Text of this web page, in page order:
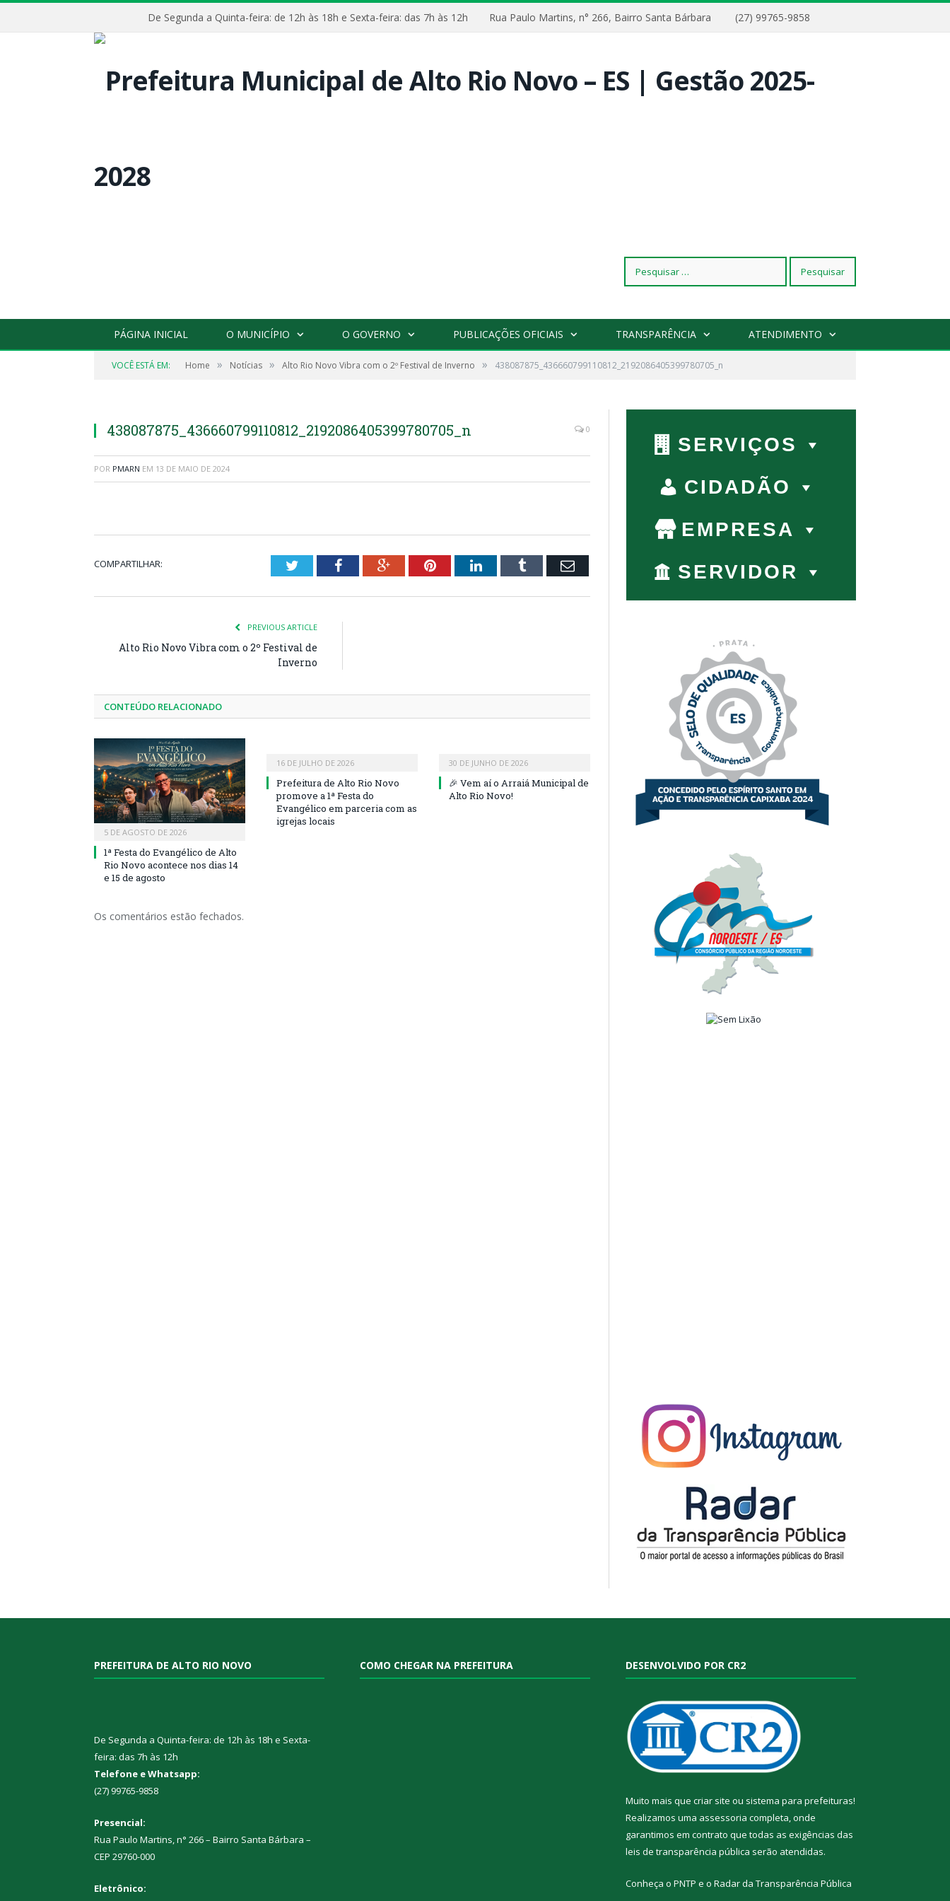
De Segunda a Quinta-feira: de 12h às 18h e Sexta-feira: das 7h às 12h Rua Paulo Martins, n° 266, Bairro Santa Bárbara (27) 99765-9858
Pesquisar
por:
PÁGINA INICIAL O MUNICÍPIO O GOVERNO PUBLICAÇÕES OFICIAIS TRANSPARÊNCIA ATENDIMENTO
VOCÊ ESTÁ EM: Home » Notícias » Alto Rio Novo Vibra com o 2º Festival de Inverno » 438087875_436660799110812_2192086405399780705_n
438087875_436660799110812_2192086405399780705_n 0
POR PMARN EM 13 DE MAIO DE 2024
COMPARTILHAR: TwitterFacebookGoogle+PinterestLinkedInTumblr Email
PREVIOUS ARTICLE
Alto Rio Novo Vibra com o 2º Festival de
Inverno
CONTEÚDO RELACIONADO
5 DE AGOSTO DE 2026
1ª Festa do Evangélico de Alto
Rio Novo acontece nos dias 14
e 15 de agosto
16 DE JULHO DE 2026
Prefeitura de Alto Rio Novo
promove a 1ª Festa do
Evangélico em parceria com as
igrejas locais
30 DE JUNHO DE 2026
🎉 Vem aí o Arraiá Municipal de
Alto Rio Novo!
Os comentários estão fechados.
SERVIÇOS
CIDADÃO
EMPRESA
SERVIDOR
PREFEITURA DE ALTO RIO NOVO
De Segunda a Quinta-feira: de 12h às 18h e Sexta-
feira: das 7h às 12h
Telefone e Whatsapp:
(27) 99765-9858
Presencial:
Rua Paulo Martins, n° 266 – Bairro Santa Bárbara –
CEP 29760-000
Eletrônico:
COMO CHEGAR NA PREFEITURA DESENVOLVIDO POR CR2
Muito mais que criar site ou sistema para prefeituras!
Realizamos uma assessoria completa, onde
garantimos em contrato que todas as exigências das
leis de transparência pública serão atendidas.
Conheça o PNTP e o Radar da Transparência Pública